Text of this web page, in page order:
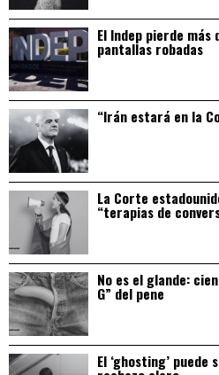
El Indep pierde
pantallas robadas
“Irán estará en la
La Corte
“terapias de
No es el glande:
G” del pene
El ‘ghosting’ puede